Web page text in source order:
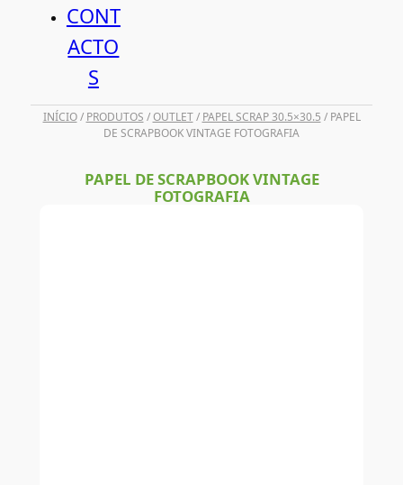
CONT
ACTO
S
INÍCIO/ PRODUTOS /OUTLET/ PAPEL SCRAP 30.5×30.5 / PAPEL
DE SCRAPBOOK VINTAGE FOTOGRAFIA
PAPEL DE SCRAPBOOK VINTAGE
FOTOGRAFIA